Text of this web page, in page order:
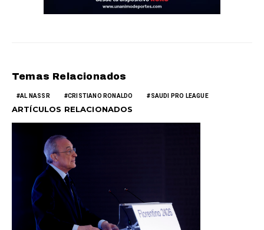
Temas Relacionados
AL NASSR CRISTIANO RONALDO SAUDI PRO LEAGUE
ARTÍCULOS RELACIONADOS